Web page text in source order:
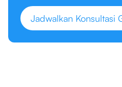
Jadwalkan Konsultasi